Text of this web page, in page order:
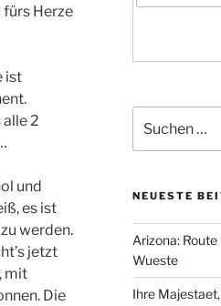
Herze
ist
2
und
es ist
werden.
jetzt
mit
Die
nach:
NEUESTE
Arizona:
Wueste
Ihre